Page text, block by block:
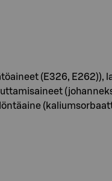
(E326, E262)),